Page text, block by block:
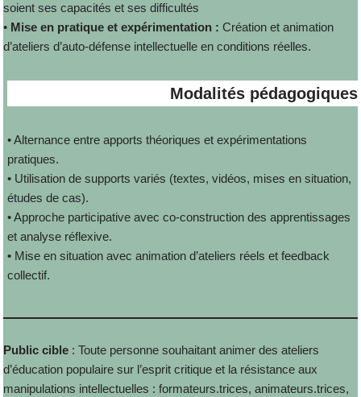
soient ses capacités et ses difficultés
• Mise en pratique et expérimentation : Création et animation
d’ateliers d’auto-défense intellectuelle en conditions réelles.
Modalités pédagogiques
• Alternance entre apports théoriques et expérimentations
pratiques.
• Utilisation de supports variés (textes, vidéos, mises en situation,
études de cas).
• Approche participative avec co-construction des apprentissages
et analyse réflexive.
• Mise en situation avec animation d’ateliers réels et feedback
collectif.
Public cible : Toute personne souhaitant animer des ateliers
d’éducation populaire sur l’esprit critique et la résistance aux
manipulations intellectuelles : formateurs.trices, animateurs.trices,